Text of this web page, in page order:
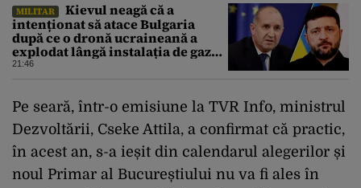
MILITAR
Kievul neagă că a
intenționat să atace Bulgaria
după ce o dronă ucraineană a
explodat lângă instalația de gaz
de la granița României
21:46
Pe seară, într-o emisiune la TVR Info, ministrul
Dezvoltării, Cseke Attila, a confirmat că practic,
în acest an, s-a ieșit din calendarul alegerilor și
noul Primar al Bucureștiului nu va fi ales în